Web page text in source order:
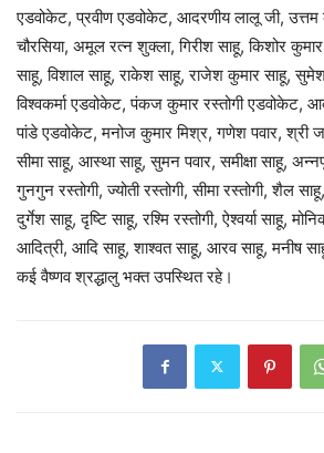
एडवोकेट, प्रवीण एडवोकेट, आदरणीय लालू जी, उत्तम
चौरसिया, अमूल रत्न शुक्ला, गिरीश साहू, किशोर
साहू, विशाल साहू, राकेश साहू, राजेश कुमार साहू, सुमेश
विश्वकर्मा एडवोकेट, पंकज कुमार रस्तोगी एडवोकेट,
पांडे एडवोकेट, मनोज कुमार मिश्र, गणेश पवार, श्री
सीमा साहू, आस्था साहू, सुमन पवार, समीक्षा साहू,
गुनगुन रस्तोगी, ज्योती रस्तोगी, सीमा रस्तोगी, शैल
दुर्गेश साहू, दृष्टि साहू, रश्मि रस्तोगी, ऐश्वर्या साहू,
आदित्री, आदि साहू, शाश्वत साहू, आरव साहू, मनीष
कई वैष्णव श्रद्धालु भक्त उपस्थित रहे।